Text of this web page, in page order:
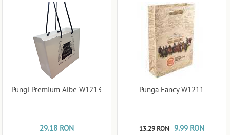
Pungi Premium Albe W1213
29.18 RON
Punga Fancy W1211
13.29 RON 9.99 RON